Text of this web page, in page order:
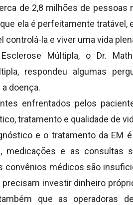
de 2,8 milhões de pessoas
ela é perfeitamente tratável,
la e viver uma vida
Múltipla, o Dr.
respondeu algumas
doença.
enfrentados pelos
tratamento e qualidade de
e o tratamento da EM
medicações e as consultas
convênios médicos são
investir dinheiro
que as operadoras